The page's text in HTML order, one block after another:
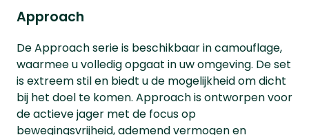
Approach
De Approach serie is beschikbaar in camouflage,
waarmee u volledig opgaat in uw omgeving. De set
is extreem stil en biedt u de mogelijkheid om dicht
bij het doel te komen. Approach is ontworpen voor
de actieve jager met de focus op
bewegingsvrijheid, ademend vermogen en